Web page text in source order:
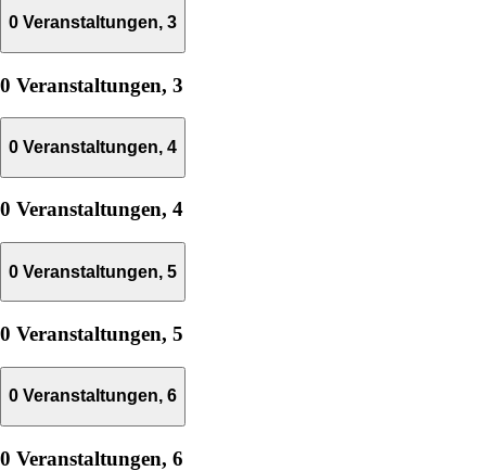
0 Veranstaltungen, 3
0 Veranstaltungen, 3
0 Veranstaltungen, 4
0 Veranstaltungen, 4
0 Veranstaltungen, 5
0 Veranstaltungen, 5
0 Veranstaltungen, 6
0 Veranstaltungen, 6